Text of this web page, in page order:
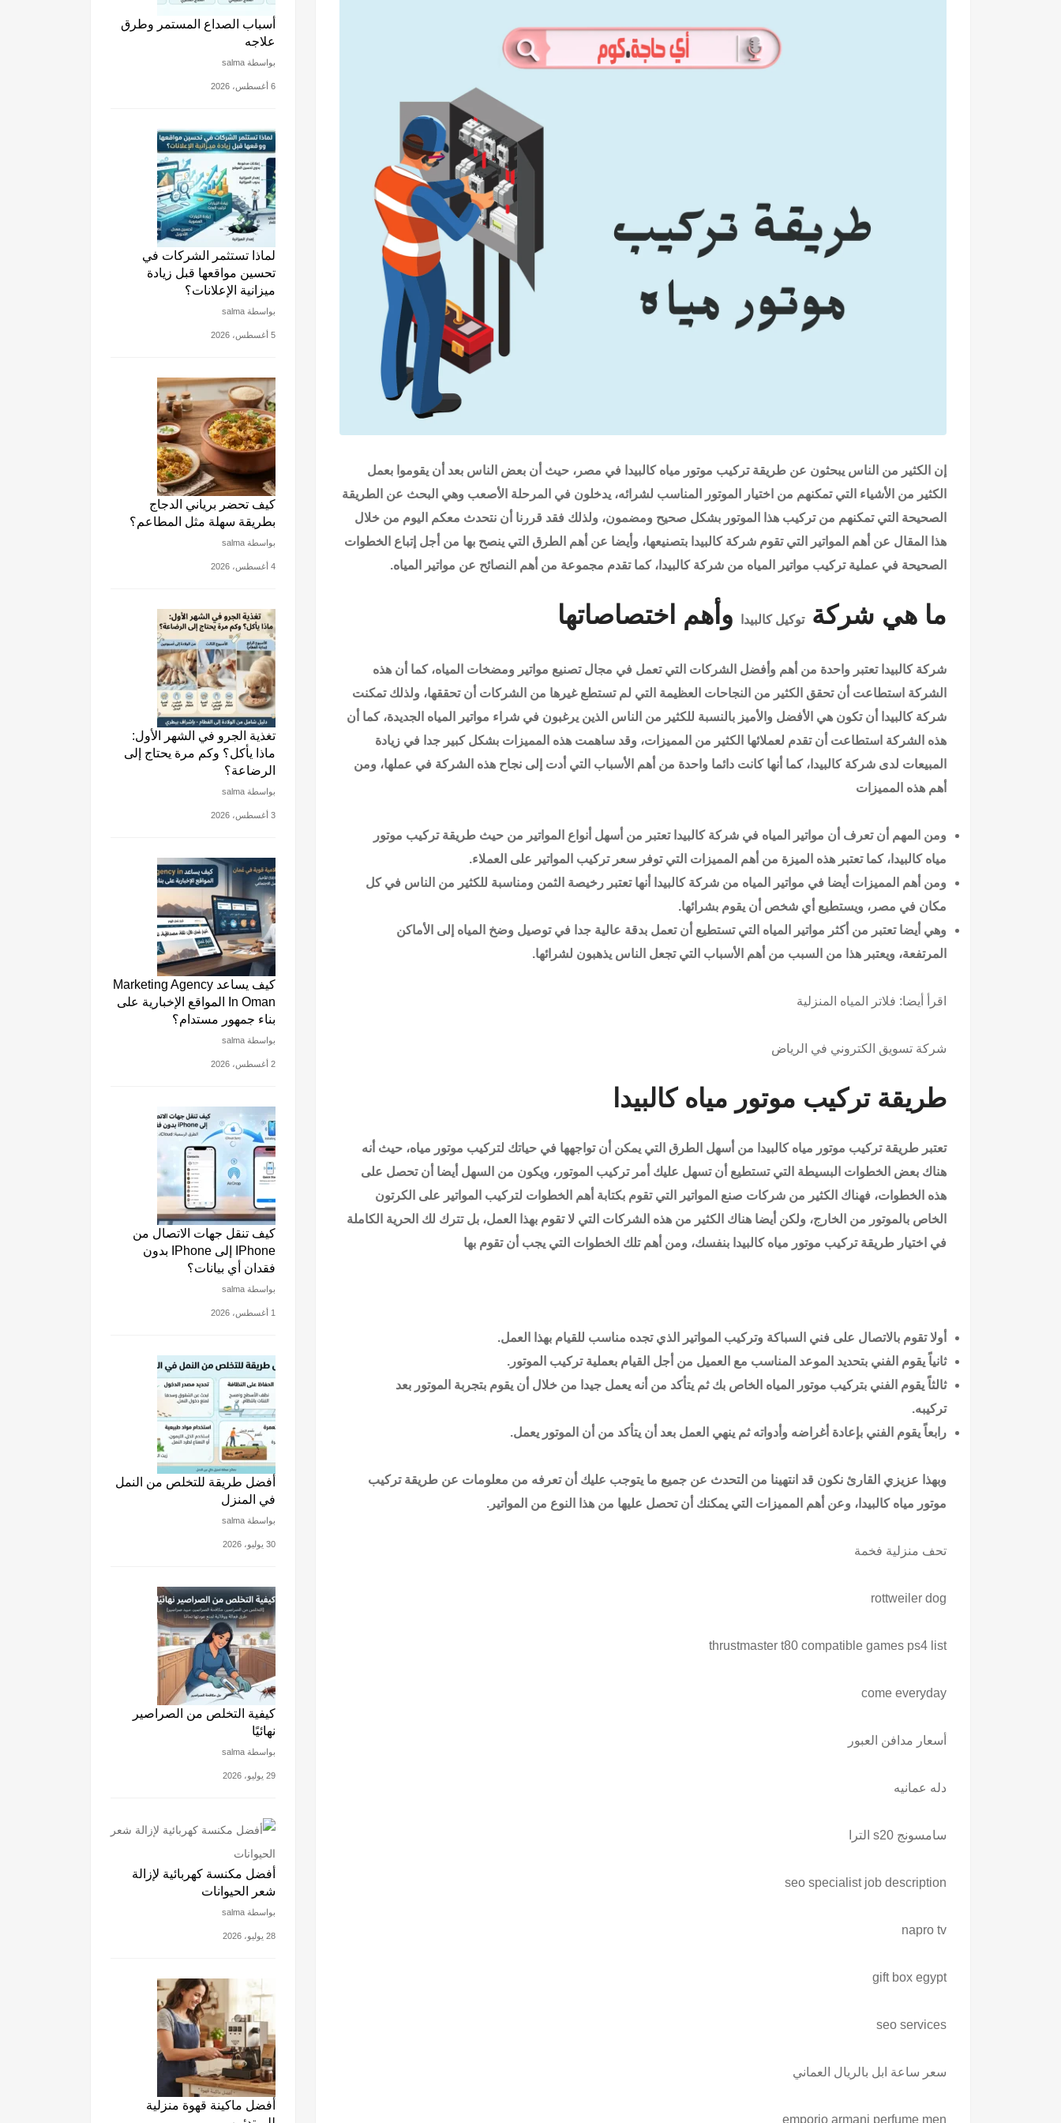
إن الكثير من الناس يبحثون عن طريقة تركيب موتور مياه كالبيدا في مصر، حيث أن بعض الناس بعد أن يقوموا بعمل
الكثير من الأشياء التي تمكنهم من اختيار الموتور المناسب لشرائه، يدخلون في المرحلة الأصعب وهي البحث عن الطريقة
الصحيحة التي تمكنهم من تركيب هذا الموتور بشكل صحيح ومضمون، ولذلك فقد قررنا أن نتحدث معكم اليوم من خلال
هذا المقال عن أهم المواتير التي تقوم شركة كالبيدا بتصنيعها، وأيضا عن أهم الطرق التي ينصح بها من أجل إتباع الخطوات
الصحيحة في عملية تركيب مواتير المياه من شركةكالبيدا ، كما تقدم مجموعة من أهم النصائح عن مواتير المياه.
ما هي شركةتوكيل كالبيدا وأهم اختصاصاتها
شركة كالبيدا تعتبر واحدة من أهم وأفضل الشركات التي تعمل في مجال تصنيع مواتير ومضخات المياه، كما أن هذه
الشركة استطاعت أن تحقق الكثير من النجاحات العظيمة التي لم تستطع غيرها من الشركات أن تحققها، ولذلك تمكنت
شركة كالبيدا أن تكون هي الأفضل والأميز بالنسبة للكثير من الناس الذين يرغبون في شراء مواتير المياه الجديدة، كما أن
هذه الشركة استطاعت أن تقدم لعملائها الكثير من المميزات، وقد ساهمت هذه المميزات بشكل كبير جدا في زيادة
المبيعات لدى شركة كالبيدا، كما أنها كانت دائما واحدة من أهم الأسباب التي أدت إلى نجاح هذه الشركة في عملها، ومن
أهم هذه المميزات
ومن المهم أن تعرف أن مواتير المياه في شركة كالبيدا تعتبر من أسهل أنواع المواتير من حيث طريقة تركيب موتور
مياه كالبيدا، كما تعتبر هذه الميزة من أهم المميزات التي توفر سعر تركيب المواتير على العملاء.
ومن أهم المميزات أيضا في مواتير المياه من شركة كالبيدا أنها تعتبر رخيصة الثمن ومناسبة للكثير من الناس في كل
مكان في مصر، ويستطيع أي شخص أن يقوم بشرائها.
وهي أيضا تعتبر من أكثر مواتير المياه التي تستطيع أن تعمل بدقة عالية جدا في توصيل وضخ المياه إلى الأماكن
المرتفعة، ويعتبر هذا من السبب من أهم الأسباب التي تجعل الناس يذهبون لشرائها.
اقرأ أيضا: فلاتر المياه المنزلية
شركة تسويق الكتروني في الرياض
طريقة تركيب موتور مياه كالبيدا
تعتبر طريقة تركيب موتور مياه كالبيدا من أسهل الطرق التي يمكن أن تواجهها في حياتك لتركيب موتور مياه، حيث أنه
هناك بعض الخطوات البسيطة التي تستطيع أن تسهل عليك أمر تركيب الموتور، ويكون من السهل أيضا أن تحصل على
هذه الخطوات، فهناك الكثير من شركات صنع المواتير التي تقوم بكتابة أهم الخطوات لتركيب المواتير على الكرتون
الخاص بالموتور من الخارج، ولكن أيضا هناك الكثير من هذه الشركات التي لا تقوم بهذا العمل، بل تترك لك الحرية الكاملة
في اختيار طريقة تركيب موتور مياه كالبيدا بنفسك، ومن أهم تلك الخطوات التي يجب أن تقوم بها
أولا تقوم بالاتصال على فني السباكة وتركيب المواتير الذي تجده مناسب للقيام بهذا العمل.
ثانياً يقوم الفني بتحديد الموعد المناسب مع العميل من أجل القيام بعملية تركيب الموتور.
ثالثاً يقوم الفني بتركيب موتور المياه الخاص بك ثم يتأكد من أنه يعمل جيدا من خلال أن يقوم بتجربة الموتور بعد
تركيبه.
رابعاً يقوم الفني بإعادة أغراضه وأدواته ثم ينهي العمل بعد أن يتأكد من أن الموتور يعمل.
وبهذا عزيزي القارئ نكون قد انتهينا من التحدث عن جميع ما يتوجب عليك أن تعرفه من معلومات عن طريقة تركيب
موتور مياه كالبيدا، وعن أهم المميزات التي يمكنك أن تحصل عليها من هذا النوع من المواتير.
تحف منزلية فخمة
rottweiler dog
thrustmaster t80 compatible games ps4 list
come everyday
أسعار مدافن العبور
دله عمانيه
سامسونج s20 الترا
seo specialist job description
napro tv
gift box egypt
seo services
سعر ساعة ابل بالريال العماني
emporio armani perfume men
أسباب الصداع المستمر وطرق
علاجه
بواسطة salma
6 أغسطس، 2026
لماذا تستثمر الشركات في
تحسين مواقعها قبل زيادة
ميزانية الإعلانات؟
بواسطة salma
5 أغسطس، 2026
كيف تحضر برياني الدجاج
بطريقة سهلة مثل المطاعم؟
بواسطة salma
4 أغسطس، 2026
تغذية الجرو في الشهر الأول:
ماذا يأكل؟ وكم مرة يحتاج إلى
الرضاعة؟
بواسطة salma
3 أغسطس، 2026
كيف يساعد Marketing Agency
In Oman المواقع الإخبارية على
بناء جمهور مستدام؟
بواسطة salma
2 أغسطس، 2026
كيف تنقل جهات الاتصال من
IPhone إلى IPhone بدون
فقدان أي بيانات؟
بواسطة salma
1 أغسطس، 2026
أفضل طريقة للتخلص من النمل
في المنزل
بواسطة salma
30 يوليو، 2026
كيفية التخلص من الصراصير
نهائيًا
بواسطة salma
29 يوليو، 2026
أفضل مكنسة كهربائية لإزالة
شعر الحيوانات
بواسطة salma
28 يوليو، 2026
أفضل ماكينة قهوة منزلية